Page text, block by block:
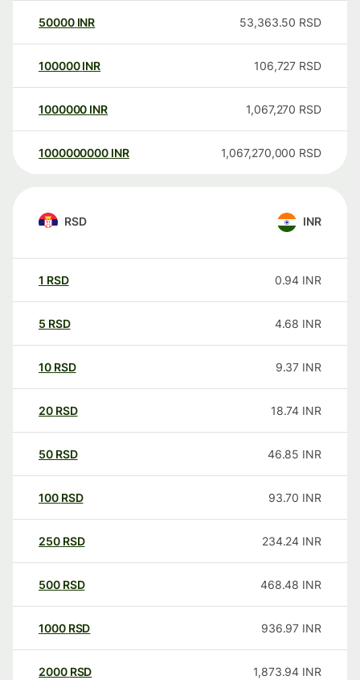
50000 INR 53,363.50 RSD
100000 INR 106,727 RSD
1000000 INR 1,067,270 RSD
1000000000 INR 1,067,270,000 RSD
RSD INR
1 RSD 0.94 INR
5 RSD 4.68 INR
10 RSD 9.37 INR
20 RSD 18.74 INR
50 RSD 46.85 INR
100 RSD 93.70 INR
250 RSD 234.24 INR
500 RSD 468.48 INR
1000 RSD 936.97 INR
2000 RSD 1,873.94 INR